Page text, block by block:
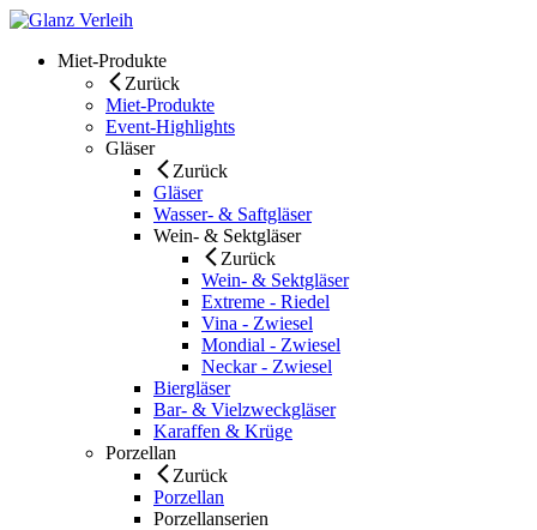
Skip
contentMiet-Produkte
Zurück
Miet-Produkte
Event-Highlights
Gläser
Zurück
Gläser
Wasser- & Saftgläser
Wein- & Sektgläser
Zurück
Wein- & Sektgläser
Extreme - Riedel
Vina - Zwiesel
Mondial - Zwiesel
Neckar - Zwiesel
Biergläser
Bar- & Vielzweckgläser
Karaffen & Krüge
Porzellan
Zurück
Porzellan
Porzellanserien